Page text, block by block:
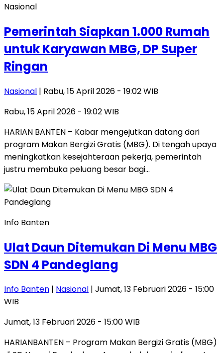
Nasional
Pemerintah Siapkan 1.000 Rumah
untuk Karyawan MBG, DP Super
Ringan
Nasional | Rabu, 15 April 2026 - 19:02 WIB
Rabu, 15 April 2026 - 19:02 WIB
HARIAN BANTEN – Kabar mengejutkan datang dari
program Makan Bergizi Gratis (MBG). Di tengah upaya
meningkatkan kesejahteraan pekerja, pemerintah
justru membuka peluang besar bagi…
Info Banten
Ulat Daun Ditemukan Di Menu MBG
SDN 4 Pandeglang
Info Banten | Nasional | Jumat, 13 Februari 2026 - 15:00
WIB
Jumat, 13 Februari 2026 - 15:00 WIB
HARIANBANTEN – Program Makan Bergizi Gratis (MBG)